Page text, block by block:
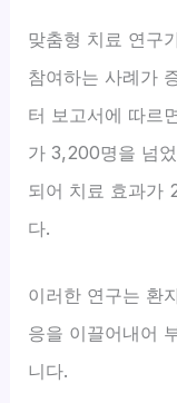
맞춤형 치료 연구
참여하는 사례가
터 보고서에 따르
가 3,200명을 넘
되어 치료 효과가
다.
이러한 연구는 환
응을 이끌어내어
니다.